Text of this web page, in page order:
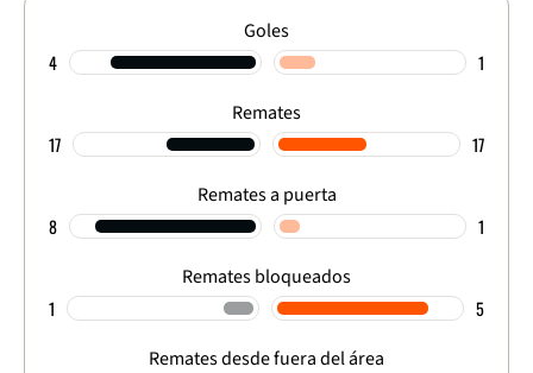
Goles
4 1
Remates
17 17
Remates a puerta
8 1
Remates bloqueados
1 5
Remates desde fuera del área